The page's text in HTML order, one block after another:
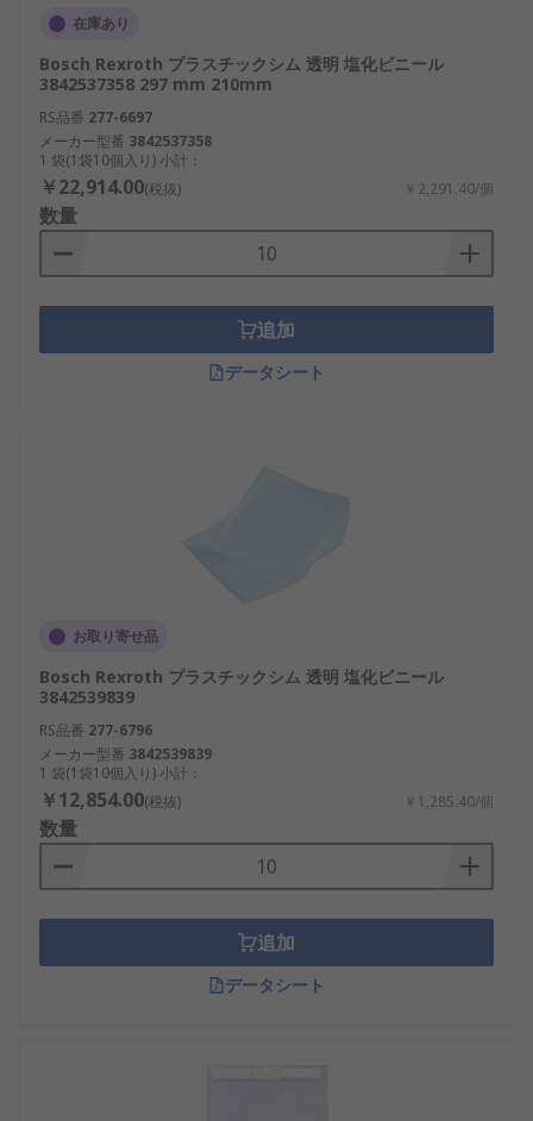
在庫あり
Bosch Rexroth プラスチックシム 透明 塩化ビニール
3842537358 297 mm 210mm
RS品番 277-6697
メーカー型番 3842537358
1 袋(1袋10個入り) 小計：
￥22,914.00(税抜) ￥2,291.40/個
数量
追加
データシート
お取り寄せ品
Bosch Rexroth プラスチックシム 透明 塩化ビニール
3842539839
RS品番 277-6796
メーカー型番 3842539839
1 袋(1袋10個入り) 小計：
￥12,854.00(税抜) ￥1,285.40/個
数量
追加
データシート